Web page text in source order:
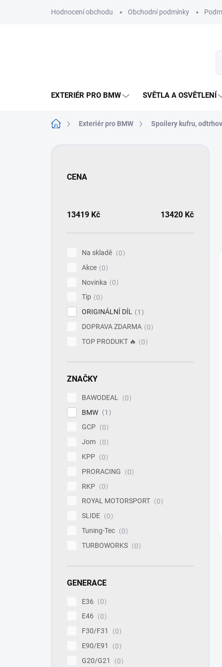
Hodnocení obchodu Obchodní podmínky
EXTERIÉR PRO BMW SVĚTLA A OSVĚTLENÍ
Domů Exteriér pro BMW Spoilery kufru,
CENA
13419 Kč 13420 Kč
Na skladě
0
Akce
0
Novinka
0
Tip
0
ORIGINÁLNÍ DÍL
1
DOPRAVA ZDARMA
0
TOP PRODUKT 🔥
0
ZNAČKY
BAWODEAL
0
BMW
1
GCP
0
Jom
0
KPP
0
PRORACING
0
RKP
0
ROYAL MOTORSPORT
0
SLIDE
0
Tuning-Tec
0
TURBOWORKS
0
GENERACE
E36
0
E46
0
F30/F31
0
E90/E91
0
G20/G21
0